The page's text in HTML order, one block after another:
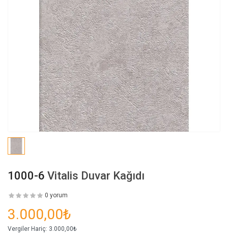
1000-6 Vitalis Duvar Kağıdı
0 yorum
3.000,00₺
Vergiler Hariç: 3.000,00₺